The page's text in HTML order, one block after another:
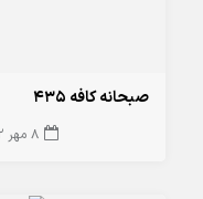
صبحانه کافه 435
8 مهر 1402